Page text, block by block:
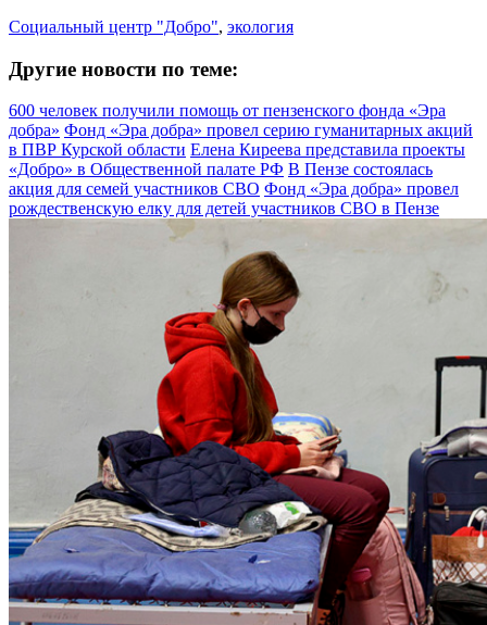
Социальный центр "Добро", экология
Другие новости по теме:
600 человек получили помощь от пензенского фонда «Эра
добра» Фонд «Эра добра» провел серию гуманитарных акций
в ПВР Курской области Елена Киреева представила проекты
«Добро» в Общественной палате РФ В Пензе состоялась
акция для семей участников СВО Фонд «Эра добра» провел
рождественскую елку для детей участников СВО в Пензе